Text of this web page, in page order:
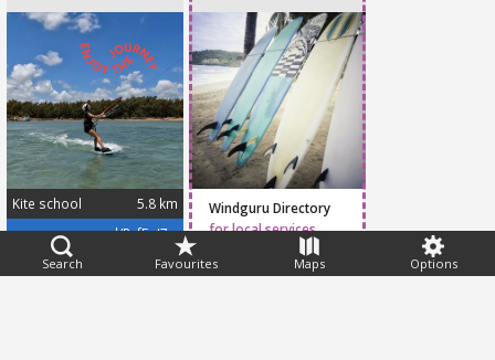
Search Favourites Maps Options
Kite school
5.8 km
maps.app.goo.gl/PcfEoJ7xxcSm5Wer5
Windguru Directory
for local services
Feedback